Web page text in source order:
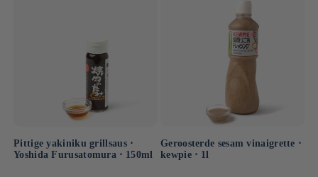
Pittige yakiniku grillsaus ⋅
Yoshida Furusatomura ⋅ 150ml
Geroosterde sesam vinaigrette ⋅
kewpie ⋅ 1l